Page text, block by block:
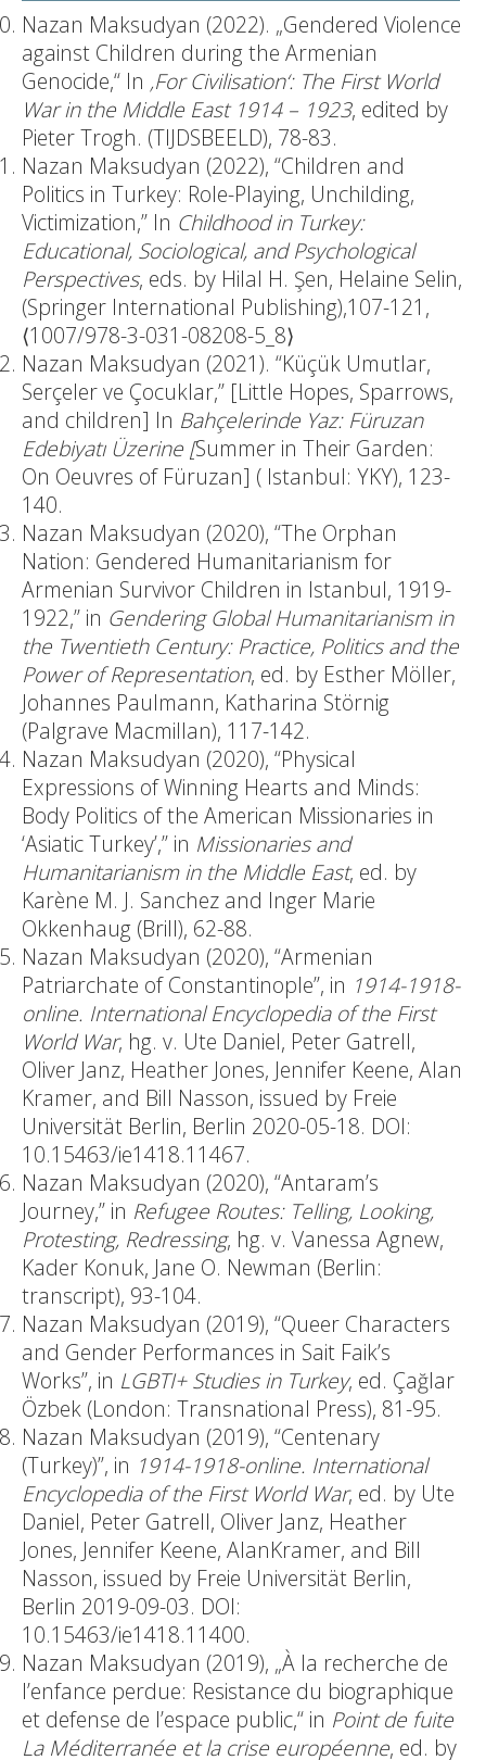
Nazan Maksudyan (2022). „Gendered Violence
against Children during the Armenian
Genocide,“ In ‚For Civilisation‘: The First World
War in the Middle East 1914 – 1923, edited by
Pieter Trogh. (TIJDSBEELD), 78-83.
Nazan Maksudyan (2022), “Children and
Politics in Turkey: Role-Playing, Unchilding,
Victimization,” In Childhood in Turkey:
Educational, Sociological, and Psychological
Perspectives, eds. by Hilal H. Şen, Helaine Selin,
(Springer International Publishing),107-121,
⟨1007/978-3-031-08208-5_8⟩
Nazan Maksudyan (2021). “Küçük Umutlar,
Serçeler ve Çocuklar,” [Little Hopes, Sparrows,
and children] In Bahçelerinde Yaz: Füruzan
Edebiyatı Üzerine [Summer in Their Garden:
On Oeuvres of Füruzan] ( Istanbul: YKY), 123-
140.
Nazan Maksudyan (2020), “The Orphan
Nation: Gendered Humanitarianism for
Armenian Survivor Children in Istanbul, 1919-
1922,” in Gendering Global Humanitarianism in
the Twentieth Century: Practice, Politics and the
Power of Representation, ed. by Esther Möller,
Johannes Paulmann, Katharina Störnig
(Palgrave Macmillan), 117-142.
Nazan Maksudyan (2020), “Physical
Expressions of Winning Hearts and Minds:
Body Politics of the American Missionaries in
‘Asiatic Turkey’,” in Missionaries and
Humanitarianism in the Middle East, ed. by
Karène M. J. Sanchez and Inger Marie
Okkenhaug (Brill), 62-88.
Nazan Maksudyan (2020), “Armenian
Patriarchate of Constantinople”, in 1914-1918-
online. International Encyclopedia of the First
World War, hg. v. Ute Daniel, Peter Gatrell,
Oliver Janz, Heather Jones, Jennifer Keene, Alan
Kramer, and Bill Nasson, issued by Freie
Universität Berlin, Berlin 2020-05-18. DOI:
10.15463/ie1418.11467.
Nazan Maksudyan (2020), “Antaram’s
Journey,” in Refugee Routes: Telling, Looking,
Protesting, Redressing, hg. v. Vanessa Agnew,
Kader Konuk, Jane O. Newman (Berlin:
transcript), 93-104.
Nazan Maksudyan (2019), “Queer Characters
and Gender Performances in Sait Faik’s
Works”, in LGBTI+ Studies in Turkey, ed. Çağlar
Özbek (London: Transnational Press), 81-95.
Nazan Maksudyan (2019), “Centenary
(Turkey)”, in 1914-1918-online. International
Encyclopedia of the First World War, ed. by Ute
Daniel, Peter Gatrell, Oliver Janz, Heather
Jones, Jennifer Keene, AlanKramer, and Bill
Nasson, issued by Freie Universität Berlin,
Berlin 2019-09-03. DOI:
10.15463/ie1418.11400.
Nazan Maksudyan (2019), „À la recherche de
l’enfance perdue: Resistance du biographique
et defense de l’espace public,“ in Point de fuite
La Méditerranée et la crise européenne, ed. by